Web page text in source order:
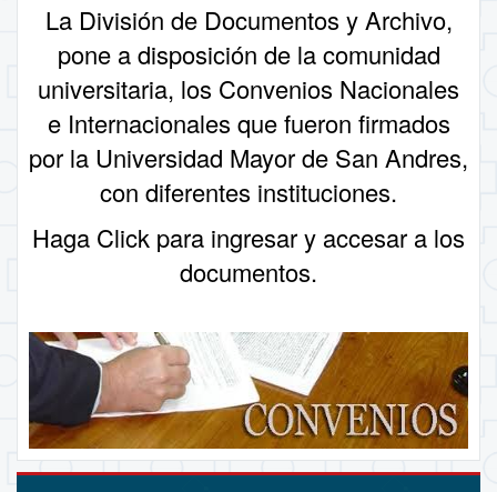
La División de Documentos y Archivo,
pone a disposición de la comunidad
universitaria, los Convenios Nacionales
e Internacionales que fueron firmados
por la Universidad Mayor de San Andres,
con diferentes instituciones.
Haga Click para ingresar y accesar a los
documentos.